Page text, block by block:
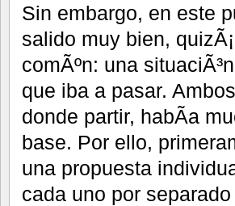
Sin embargo, en este
salido muy bien,
comÃºn: una
que iba a pasar.
donde partir, habÃ­a
base. Por ello,
una propuesta
cada uno por